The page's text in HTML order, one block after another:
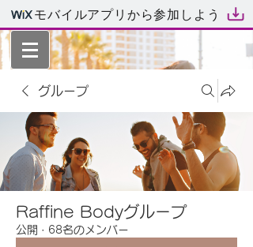
モバイルアプリから参加しよう
グループ
Raffine Bodyグループ
公開 · 68名のメンバー